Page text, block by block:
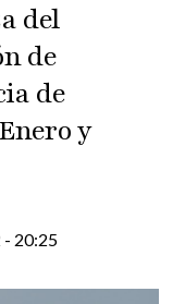
del
de
de
y
20:25